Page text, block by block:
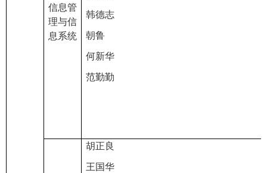
信息管
理与信
息系统
韩德志
朝鲁
何新华
范勤勤
胡正良
王国华